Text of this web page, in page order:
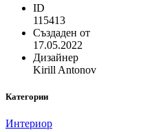
ID
115413
Създаден от
17.05.2022
Дизайнер
Kirill Antonov
Категории
Интериор